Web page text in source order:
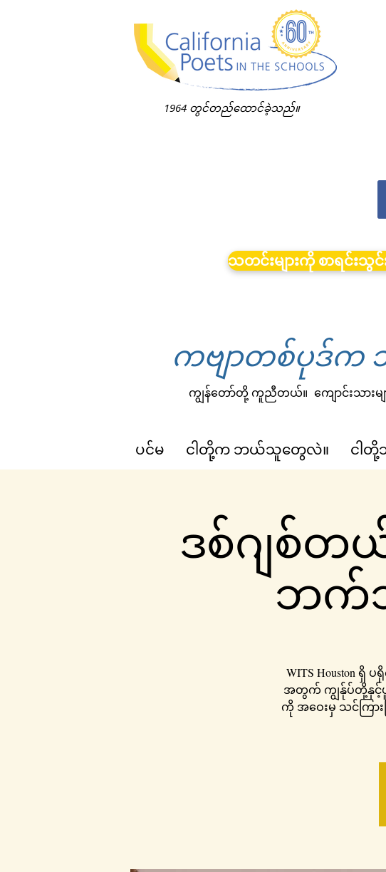
1964 တွင်တည်ထောင်ခဲ့သည်။
သတင်းများကို စာရင်းသွင်
ကဗျာတစ်ပုဒ်က
ကျွန်တော်တို့ ကူညီတယ်။ ကျောင်းသာ
ပင်မ ငါတို့က ဘယ်သူတွေလဲ။ ငါ
ဒစ်ဂျစ်တ
ဘက်သို့
WITS Houston ရှိ
အတွက် ကျွန်ုပ်တို့နှင့်ပူ
ကို အဝေးမှ သင်ကြာ